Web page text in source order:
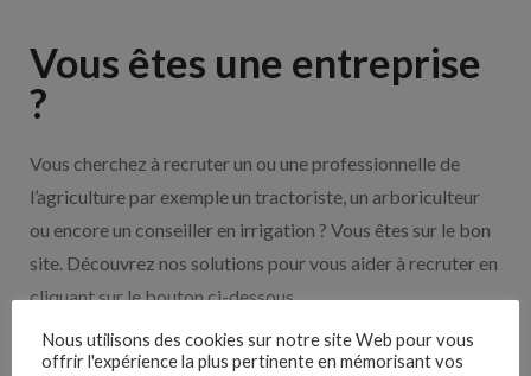
Vous êtes une entreprise
?
Vous cherchez à recruter un ou une professionnelle de
l’agriculture par exemple un tractoriste, un arboriculteur
ou encore un conseiller en irrigation ? Vous êtes sur le bon
site. Découvrez nos solutions pour vous aider à recruter en
cliquant sur le bouton ci-dessous.
Nos solutions entreprises
Nous utilisons des cookies sur notre site Web pour vous
offrir l'expérience la plus pertinente en mémorisant vos